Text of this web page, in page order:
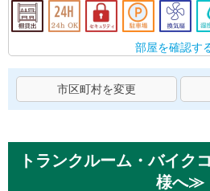
部屋を確認す
市区町村を変更
トランクルーム・バイク
様へ≫